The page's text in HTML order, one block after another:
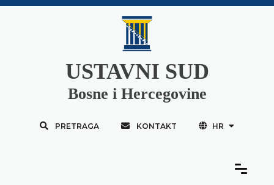
USTAVNI SUD
Bosne i Hercegovine
PRETRAGA KONTAKT HR